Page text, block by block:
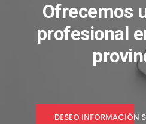
Ofrecemos
profesional
DESEO INFORMACIÓN